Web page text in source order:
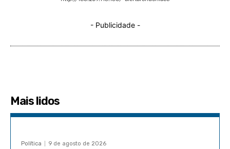
- Publicidade -
Mais lidos
Política 9 de agosto de 2026